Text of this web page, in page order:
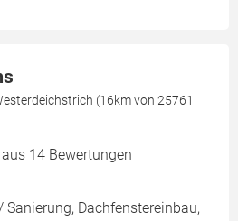
(16km von 25761
14 Bewertungen
Sanierung, Dachfenstereinbau,